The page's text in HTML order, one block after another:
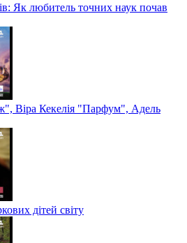
Як любитель точних наук почав
Віра Кекелія "Парфум", Адель
дітей світу